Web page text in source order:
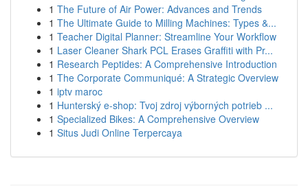
1 The Future of Air Power: Advances and Trends
1 The Ultimate Guide to Milling Machines: Types &...
1 Teacher Digital Planner: Streamline Your Workflow
1 Laser Cleaner Shark PCL Erases Graffiti with Pr...
1 Research Peptides: A Comprehensive Introduction
1 The Corporate Communiqué: A Strategic Overview
1 iptv maroc
1 Hunterský e-shop: Tvoj zdroj výborných potrieb ...
1 Specialized Bikes: A Comprehensive Overview
1 Situs Judi Online Terpercaya